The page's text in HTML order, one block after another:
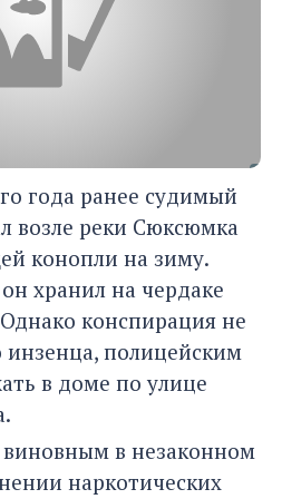
года ранее судимый
возле реки Сюксюмка
конопли на зиму.
хранил на чердаке
конспирация не
инзенца, полицейским
в доме по улице
в незаконном
наркотических